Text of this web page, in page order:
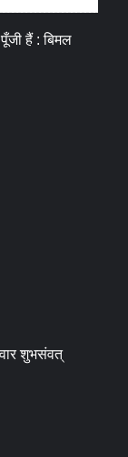
हैं : बिमल
शुभसंवत्